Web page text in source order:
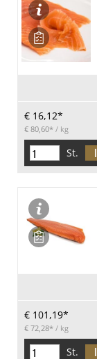
€ 16,12*
€ 80,60* / kg
St.
€ 101,19*
€ 72,28* / kg
St.